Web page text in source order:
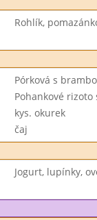
Rohlík,
Pórková s
Pohankové
kys. okurek
čaj
Jogurt, lupínky,